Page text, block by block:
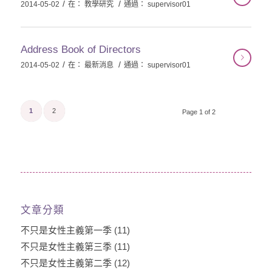
2014-05-02 / 在： 教學研究 / 通過： supervisor01
Address Book of Directors
2014-05-02 / 在： 最新消息 / 通過： supervisor01
Page 1 of 2
1 2
文章分類
不只是女性主義第一季(11)
不只是女性主義第三季(11)
不只是女性主義第二季(12)